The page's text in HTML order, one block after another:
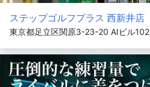
ステップゴルフプラス 西新井店
東京都足立区関原3-23-20 AIビル102